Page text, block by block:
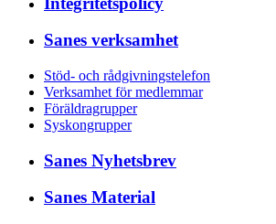
Sanes verksamhet
Stöd- och rådgivningstelefon
Verksamhet för medlemmar
Föräldragrupper
Syskongrupper
Sanes Nyhetsbrev
Sanes Material